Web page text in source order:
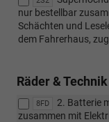
nur bestellbar
Schächten und
dem Fahrerhaus,
Räder & Technik
8FD
2. Batterie
zusammen mit